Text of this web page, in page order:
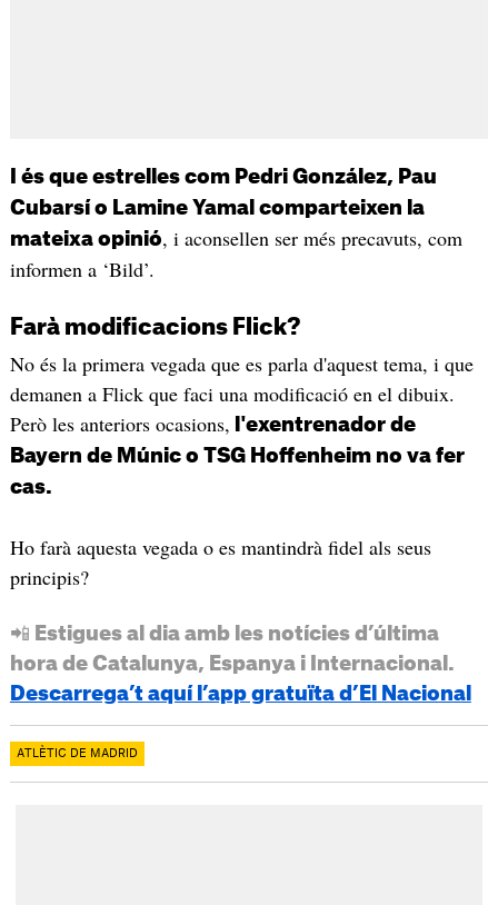
I és que estrelles com Pedri González, Pau
Cubarsí o Lamine Yamal comparteixen la
mateixa opinió, i aconsellen ser més precavuts, com
informen a ‘Bild’.
Farà modificacions Flick?
No és la primera vegada que es parla d'aquest tema, i que
demanen a Flick que faci una modificació en el dibuix.
Però les anteriors ocasions, l'exentrenador de
Bayern de Múnic o TSG Hoffenheim no va fer
cas.
Ho farà aquesta vegada o es mantindrà fidel als seus
principis?
📲 Estigues al dia amb les notícies d’última
hora de Catalunya, Espanya i Internacional.
Descarrega’t aquí l’app gratuïta d’El Nacional
ATLÈTIC DE MADRID